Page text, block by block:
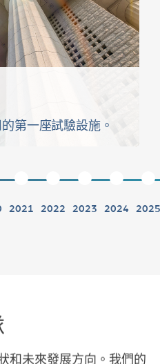
第一座試驗設施。
2021 2022 2023 2024 2025
和未來發展方向。我們的